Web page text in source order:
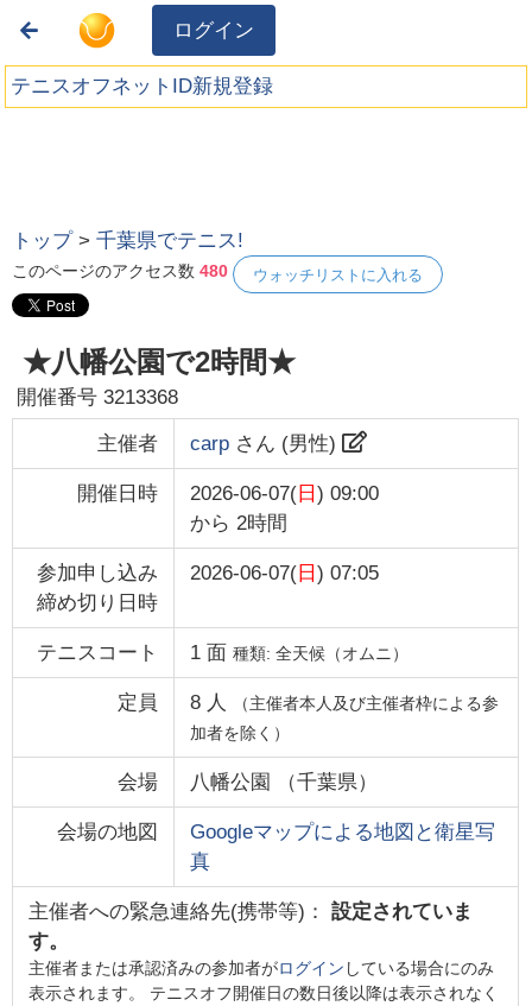
ログイン
テニスオフネットID新規登録
トップ >千葉県でテニス!
このページのアクセス数480 ウォッチリストに入れる
★八幡公園で2時間★
開催番号3213368
主催者 carpさん (男性)
開催日時 2026-06-07(日 ) 09:00
から 2時間
参加申し込み
締め切り日時
2026-06-07(日 ) 07:05
テニスコート 1面 種類: 全天候（オムニ）
定員 8 人
（主催者本人及び主催者枠による参
加者を除く）
会場 八幡公園 （千葉県）
会場の地図
Googleマップによる地図と衛星写
真
主催者への緊急連絡先(携帯等)： 設定されていま
す。
主催者または承認済みの参加者がログイン している場合にのみ
表示されます。 テニスオフ開催日の数日後以降は表示されなく